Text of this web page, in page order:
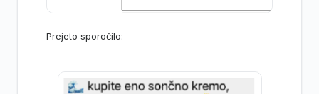
Prejeto sporočilo: